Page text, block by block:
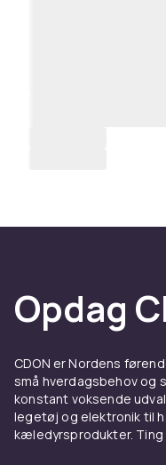
Opdag
CDON er Nordens
små hverdagsbehov og
konstant voksende
legetøj og elektronik til
kæledyrsprodukter. Ting